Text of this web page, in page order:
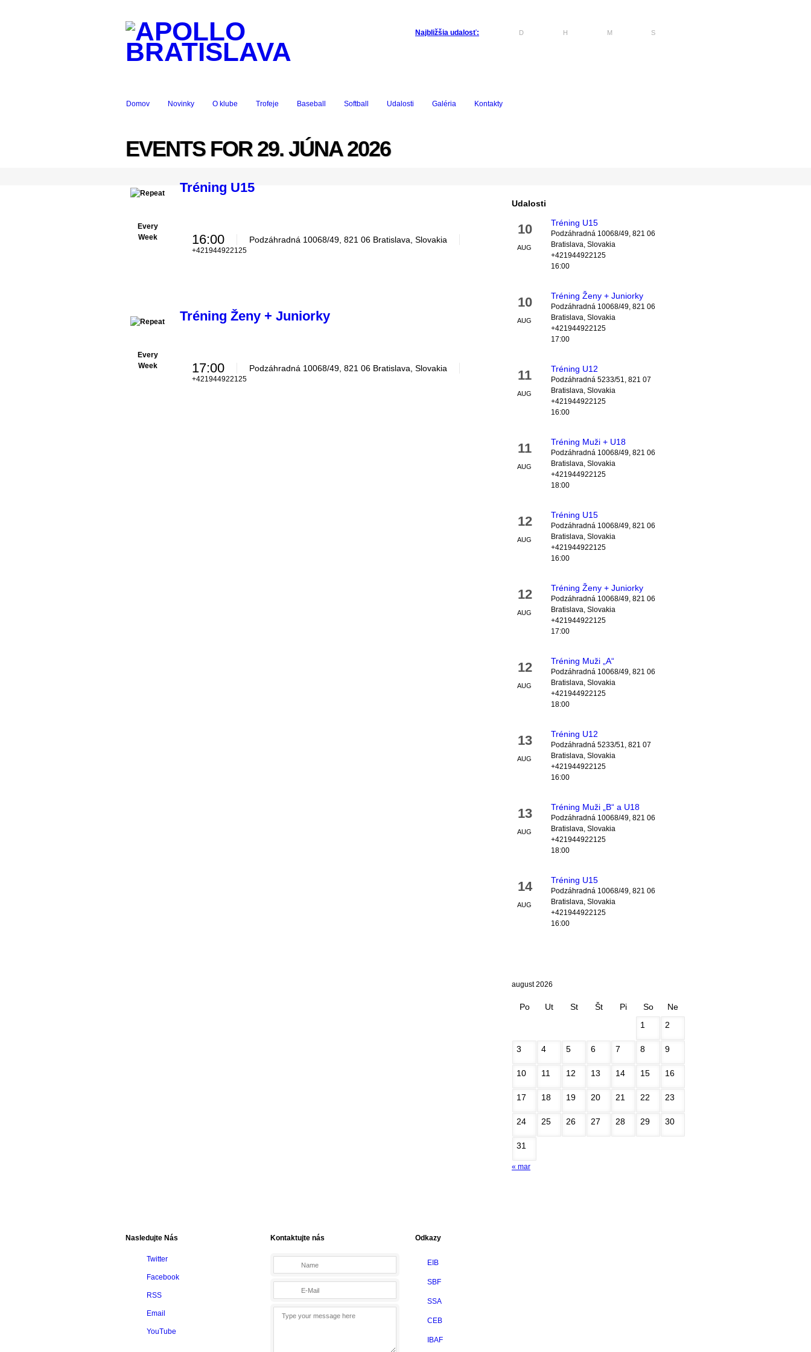
Najbližšia udalosť: D H M S
Domov Novinky O klube Trofeje Baseball Softball Udalosti Galéria Kontakty
EVENTS FOR 29. JÚNA 2026
Every
Week
Tréning U15
16:00 Podzáhradná 10068/49, 821 06 Bratislava, Slovakia
+421944922125
Every
Week
Tréning Ženy + Juniorky
17:00 Podzáhradná 10068/49, 821 06 Bratislava, Slovakia
+421944922125
Udalosti
10
AUG
Tréning U15
Podzáhradná 10068/49, 821 06
Bratislava, Slovakia
+421944922125
16:00
10
AUG
Tréning Ženy + Juniorky
Podzáhradná 10068/49, 821 06
Bratislava, Slovakia
+421944922125
17:00
11
AUG
Tréning U12
Podzáhradná 5233/51, 821 07
Bratislava, Slovakia
+421944922125
16:00
11
AUG
Tréning Muži + U18
Podzáhradná 10068/49, 821 06
Bratislava, Slovakia
+421944922125
18:00
12
AUG
Tréning U15
Podzáhradná 10068/49, 821 06
Bratislava, Slovakia
+421944922125
16:00
12
AUG
Tréning Ženy + Juniorky
Podzáhradná 10068/49, 821 06
Bratislava, Slovakia
+421944922125
17:00
12
AUG
Tréning Muži „A“
Podzáhradná 10068/49, 821 06
Bratislava, Slovakia
+421944922125
18:00
13
AUG
Tréning U12
Podzáhradná 5233/51, 821 07
Bratislava, Slovakia
+421944922125
16:00
13
AUG
Tréning Muži „B“ a U18
Podzáhradná 10068/49, 821 06
Bratislava, Slovakia
+421944922125
18:00
14
AUG
Tréning U15
Podzáhradná 10068/49, 821 06
Bratislava, Slovakia
+421944922125
16:00
august 2026
Po Ut St Št Pi So
Ne
1
2
3 4 5 6 7 8 9
10 11 12 13 14 15 16
17 18 19 20 21 22 23
24 25 26 27 28 29 30
31
« mar
Nasledujte Nás
Twitter
Facebook
RSS
Email
YouTube
Kontaktujte nás Odkazy
EIB
SBF
SSA
CEB
IBAF